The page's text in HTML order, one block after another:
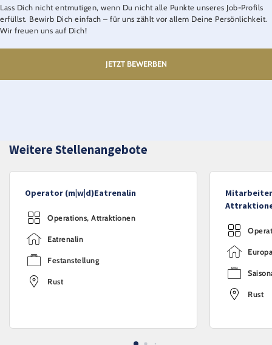
Lass Dich nicht entmutigen, wenn Du nicht alle Punkte unseres Job-Profils
erfüllst. Bewirb Dich einfach – für uns zählt vor allem Deine Persönlichkeit.
Wir freuen uns auf Dich!
JETZT BEWERBEN
Weitere Stellenangebote
Operator (m|w|d)Eatrenalin
Operations, Attraktionen
Eatrenalin
Festanstellung
Rust
Mitarbeiter
Rust